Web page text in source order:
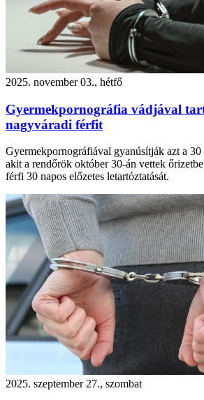
2025. november 03., hétfő
Gyermekpornográfia vádjával
nagyváradi férfit
Gyermekpornográfiával gyanúsítják azt a
akit a rendőrök október 30-án vettek
férfi 30 napos előzetes letartóztatását.
2025. szeptember 27., szombat